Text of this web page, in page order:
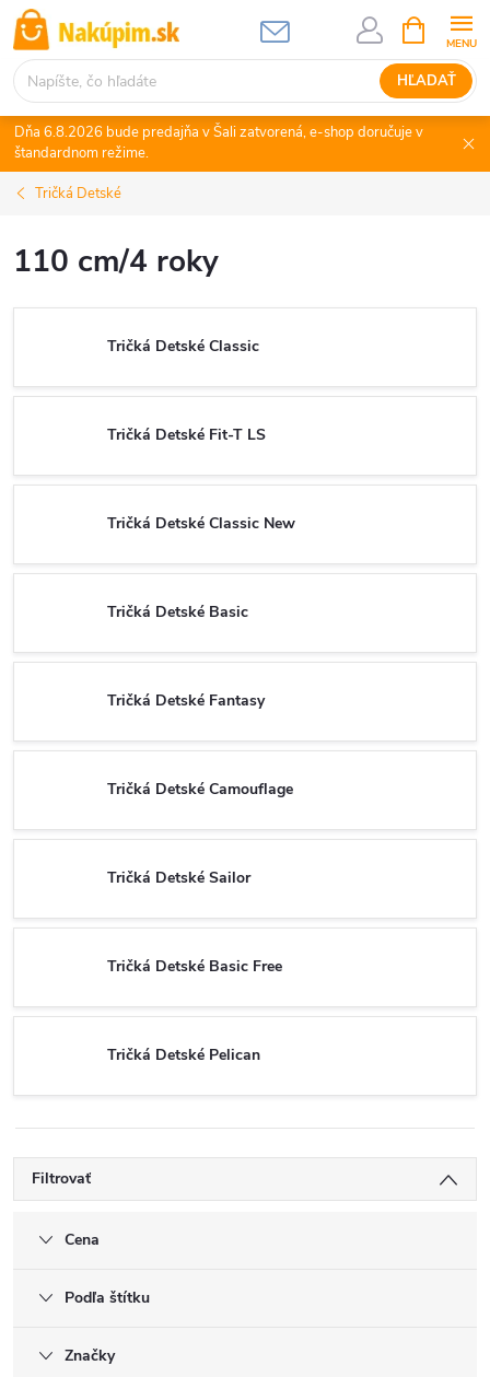
Prejsť
na
obsah
HĽADAŤ
KOŠÍK
Dňa 6.8.2026 bude predajňa v Šali zatvorená, e-shop doručuje v
štandardnom režime.
Tričká Detské
110 cm/4 roky
Tričká Detské Classic
Tričká Detské Fit-T LS
Tričká Detské Classic New
Tričká Detské Basic
Tričká Detské Fantasy
Tričká Detské Camouflage
Tričká Detské Sailor
Tričká Detské Basic Free
Tričká Detské Pelican
Filtrovať
Cena
Podľa štítku
Značky